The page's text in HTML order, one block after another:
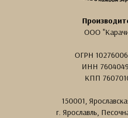
ООО
ОГРН
ИНН
КПП
150001,
г. Ярославль,